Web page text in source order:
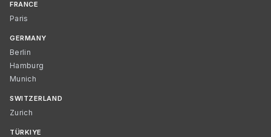
FRANCE
Paris
GERMANY
Berlin
Hamburg
Munich
SWITZERLAND
Zurich
TÜRKIYE